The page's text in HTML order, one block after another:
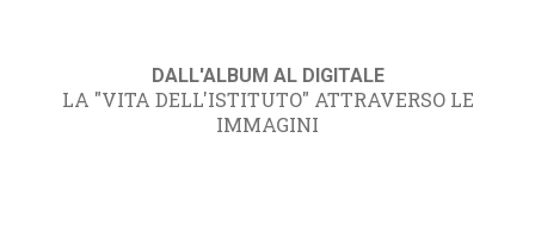
DALL'ALBUM AL DIGITALE
LA "VITA DELL'ISTITUTO" ATTRAVERSO LE
IMMAGINI